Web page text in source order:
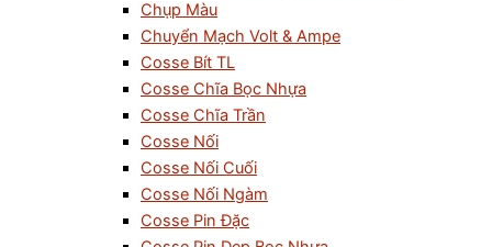
Chụp Màu
Chuyển Mạch Volt & Ampe
Cosse Bít TL
Cosse Chĩa Bọc Nhựa
Cosse Chĩa Trần
Cosse Nối
Cosse Nối Cuối
Cosse Nối Ngàm
Cosse Pin Đặc